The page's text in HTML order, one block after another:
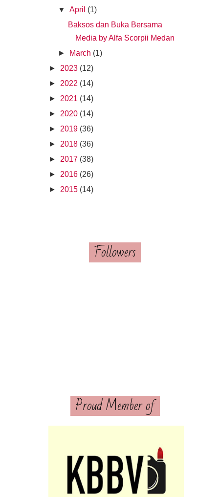
▼
April (1)
Baksos dan Buka Bersama
Media by Alfa Scorpii Medan
►
March (1)
► 2023 (12)
► 2022 (14)
► 2021 (14)
► 2020 (14)
► 2019 (36)
► 2018 (36)
► 2017 (38)
► 2016 (26)
► 2015 (14)
Followers
Proud Member of